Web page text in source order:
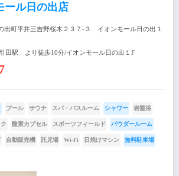
ール日の出店
出町平井三吉野桜木２３７-３ イオンモール日の出１
田駅」より徒歩10分/イオンモール日の出１F
プール サウナ スパ・バスルーム シャワー 岩盤浴
酸素カプセル スポーツフィールド パウダールーム
自動販売機 託児場 Wi-Fi 日焼けマシン 無料駐車場